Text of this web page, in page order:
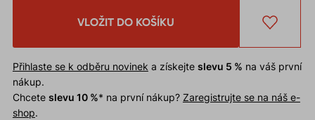
VLOŽIT DO KOŠÍKU
Přihlaste se k odběru novinek a získejte slevu 5 % na váš první
nákup.
Chcete slevu 10 %* na první nákup? Zaregistrujte se na náš e-
shop.